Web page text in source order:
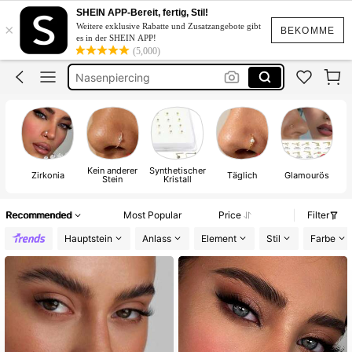
BEKOMME
×
SHEIN APP-Bereit, fertig, Stil!
Weitere exklusive Rabatte und Zusatzangebote gibt
es in der SHEIN APP!
(5,000)
Nasen Piercing
Nasen Piercing Gold
Nasenpiercing
Nasenpiercing Silber
Nasen Piercing
Zirkonia Kein anderer
Stein
Synthetischer
Kristall Täglich Glamourös
Recommended Most Popular Price
Filter
Hauptstein
Anlass Element Stil Farbe